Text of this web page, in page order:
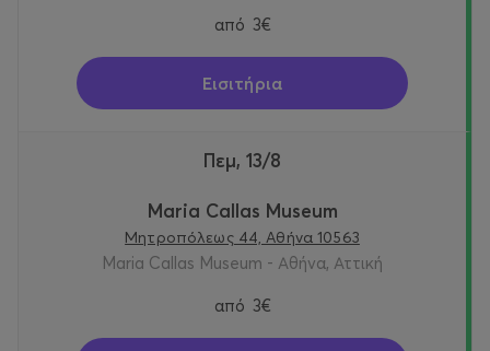
από 3€
Εισιτήρια
Πεμ, 13/8
Maria Callas Museum
Μητροπόλεως 44, Αθήνα 10563
Maria Callas Museum - Αθήνα, Αττική
από 3€